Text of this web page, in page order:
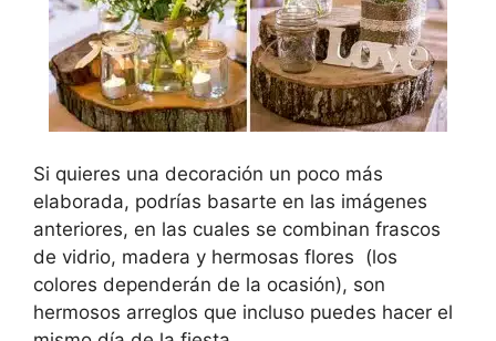
Si quieres una decoración un poco más
elaborada, podrías basarte en las imágenes
anteriores, en las cuales se combinan frascos
de vidrio, madera y hermosas flores (los
colores dependerán de la ocasión), son
hermosos arreglos que incluso puedes hacer el